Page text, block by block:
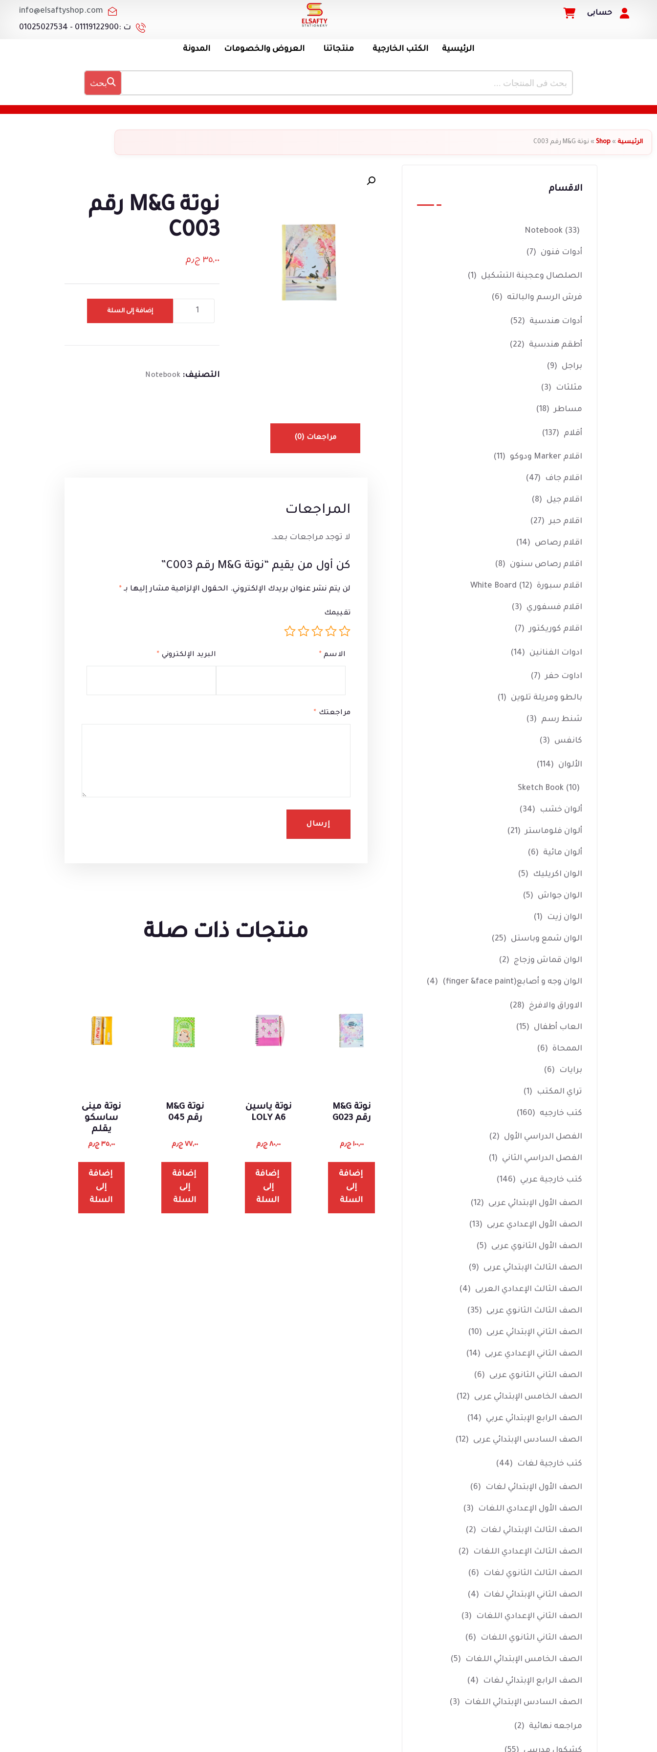
حسابى
info@elsaftyshop.com
ت :01119122900 - 01025027534
الرئيسية الكتب الخارجية منتجاتنا العروض والخصومات المدونة
بحث
الرئيسية »
Shop
» نوتة M&G رقم C003
نوتة M&G رقم
C003
٣٥,٠٠ ج٫م
إضافة إلى السلة
التصنيف:Notebook
مراجعات (0)
المراجعات
لا توجد مراجعات بعد.
كن أول من يقيم “نوتة M&G رقم C003”
لن يتم نشر عنوان بريدك الإلكتروني. الحقول الإلزامية مشار إليها بـ *
تقييمك
مراجعتك *
الاسم * البريد الإلكتروني *
منتجات ذات صلة
نوتة M&G
رقم G023
١٠٠,٠٠ ج٫م
إضافة
إلى
السلة
نوتة ياسين
LOLY A6
٨٠,٠٠ ج٫م
إضافة
إلى
السلة
نوتة M&G
رقم 045
٧٧,٠٠ ج٫م
إضافة
إلى
السلة
نوتة مينى
ساسكو
يقلم
٣٥,٠٠ ج٫م
إضافة
إلى
السلة
الاقسام
Notebook (33)
أدوات فنون (7)
الصلصال وعجينة التشكيل (1)
فرش الرسم والبالته (6)
أدوات هندسية (52)
أطقم هندسية (22)
براجل (9)
مثلثات (3)
مساطر (18)
أقلام (137)
اقلام Marker ودوكو (11)
اقلام جاف (47)
اقلام جيل (8)
اقلام حبر (27)
اقلام رصاص (14)
اقلام رصاص سنون (8)
اقلام سبورة White Board (12)
اقلام فسفوري (3)
اقلام كوريكتور (7)
ادوات الفنانين (14)
اداوت حفر (7)
بالطو ومريلة تلوين (1)
شنط رسم (3)
كانفس (3)
الألوان (114)
Sketch Book (10)
ألوان خشب (34)
ألوان فلوماستر (21)
ألوان مائية (6)
الوان اكريليك (5)
الوان جواش (5)
الوان زيت (1)
الوان شمع وباستل (25)
الوان قماش وزجاج (2)
الوان وجه و أصابع(finger &face paint) (4)
الاوراق والافرخ (28)
العاب أطفال (15)
الممحاة (6)
برايات (6)
تراي المكتب (1)
كتب خارجيه (160)
الفصل الدراسي الأول (2)
الفصل الدراسي الثاني (1)
كتب خارجية عربي (146)
الصف الأول الإبتدائي عربى (12)
الصف الأول الإعدادي عربى (13)
الصف الأول الثانوي عربى (5)
الصف الثالث الإبتدائي عربى (9)
الصف الثالث الإعدادي العربى (4)
الصف الثالث الثانوي عربى (35)
الصف الثاني الإبتدائي عربى (10)
الصف الثاني الإعدادي عربى (14)
الصف الثاني الثانوي عربى (6)
الصف الخامس الإبتدائي عربى (12)
الصف الرابع الإبتدائي عربي (14)
الصف السادس الإبتدائي عربى (12)
كتب خارجية لغات (44)
الصف الأول الإبتدائي لغات (6)
الصف الأول الإعدادي اللغات (3)
الصف الثالث الإبتدائي لغات (2)
الصف الثالث الإعدادي اللغات (2)
الصف الثالث الثانوي لغات (6)
الصف الثاني الإبتدائي لغات (4)
الصف الثاني الإعدادي اللغات (3)
الصف الثاني الثانوي اللغات (6)
الصف الخامس الإبتدائي اللغات (5)
الصف الرابع الإبتدائي لغات (4)
الصف السادس الإبتدائي اللغات (3)
مراجعه نهائية (2)